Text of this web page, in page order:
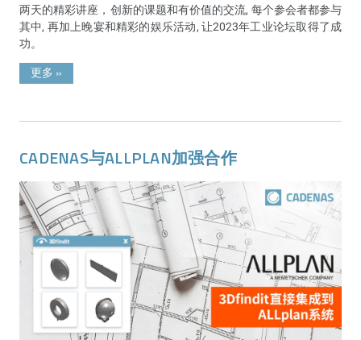
两天的精彩讲座，创新的课题和有价值的交流, 每个参会者都参与
其中, 再加上晚宴和精彩的娱乐活动, 让2023年工业论坛取得了成
功。
更多 »
CADENAS与ALLPLAN加强合作